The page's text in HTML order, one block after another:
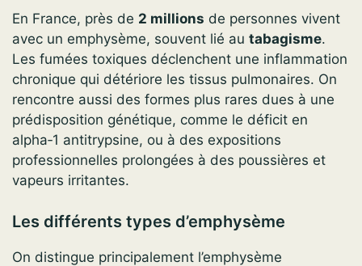
En France, près de 2 millions de personnes vivent
avec un emphysème, souvent lié au tabagisme.
Les fumées toxiques déclenchent une inflammation
chronique qui détériore les tissus pulmonaires. On
rencontre aussi des formes plus rares dues à une
prédisposition génétique, comme le déficit en
alpha‑1 antitrypsine, ou à des expositions
professionnelles prolongées à des poussières et
vapeurs irritantes.
Les différents types d’emphysème
On distingue principalement l’emphysème